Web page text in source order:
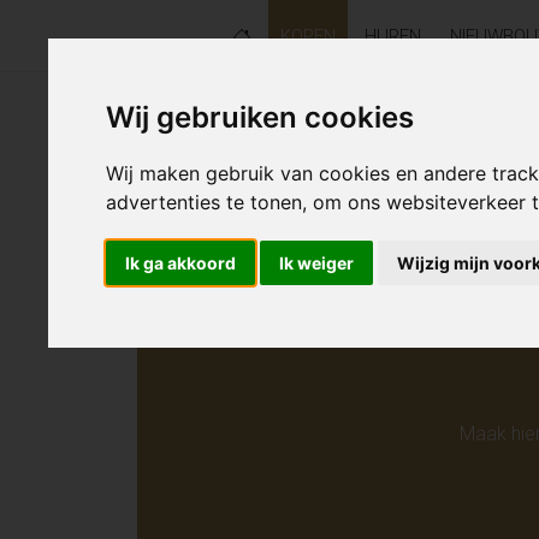
Wij gebruiken cookies
Wij maken gebruik van cookies en andere
advertenties te tonen, om ons websiteverkeer
Ik ga akkoord Ik weiger Wijzig mijn
KOPEN HUREN
Helaas
Maak